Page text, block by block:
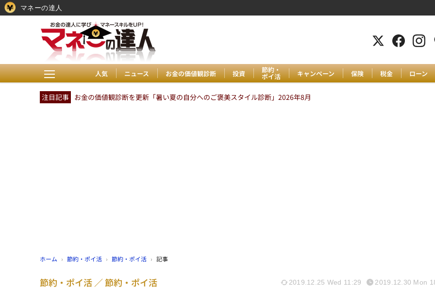
人気 ニュース お金の価値観診断 投資 節約・
ポイ活 キャンペーン 保険 税金 ローン
注目記事 お金の価値観診断を更新「暑い夏の自分へのご褒美スタイル診断」2026年8月
ホーム › 節約・ポイ活 › 節約・ポイ活 › 記事
節約・ポイ活 節約・ポイ活 2019.12.25 Wed 11:29 2019.12.30 Mon
マネーの達人